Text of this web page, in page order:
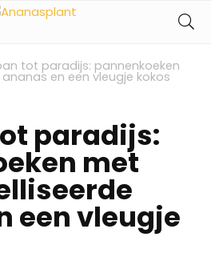
tot paradijs: pannenkoeken
en een vleugje kokos
paradijs:
met
een vleugje